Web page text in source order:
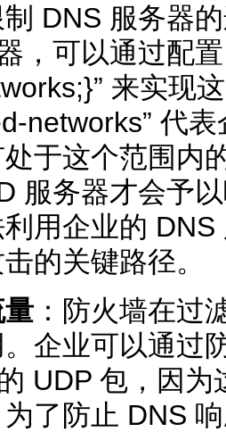
DNS 服务器
，可以通过配
来实现
networks” 代
于这个范围内
服务器才会予
用企业的
的关键路径。
：防火墙在过
企业可以通过
UDP 包，因
了防止 DNS